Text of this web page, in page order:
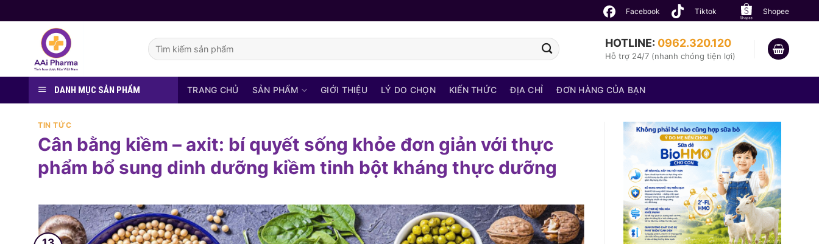
to
Facebook Tiktok Shopee
Tìm
kiếm:
HOTLINE: 0962.320.120
Hỗ trợ 24/7 (nhanh chóng tiện lợi)
DANH MỤC SẢN PHẨM TRANG CHỦ SẢN PHẨM GIỚI THIỆU LÝ DO CHỌN KIẾN THỨC ĐỊA CHỈ ĐƠN HÀNG CỦA BẠN
TIN TỨC
Cân bằng kiềm – axit: bí quyết sống khỏe đơn giản với thực
phẩm bổ sung dinh dưỡng kiềm tinh bột kháng thực dưỡng